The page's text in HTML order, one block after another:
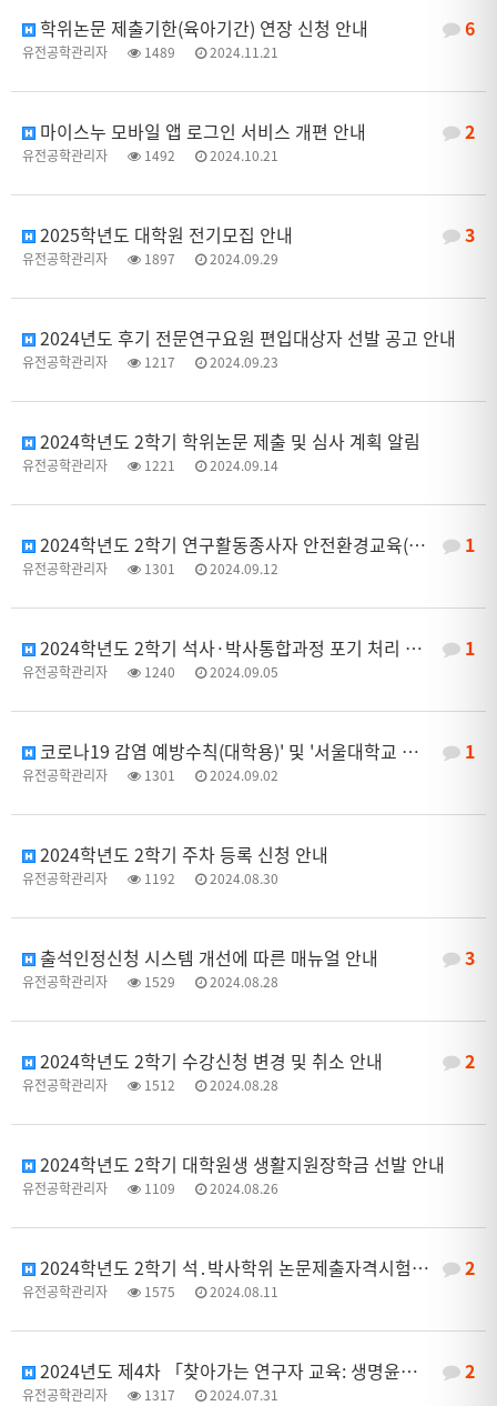
6
학위논문 제출기한(육아기간) 연장 신청 안내
유전공학관리자 1489 2024.11.21
2
마이스누 모바일 앱 로그인 서비스 개편 안내
유전공학관리자 1492 2024.10.21
3
2025학년도 대학원 전기모집 안내
유전공학관리자 1897 2024.09.29
2024년도 후기 전문연구요원 편입대상자 선발 공고 안내
유전공학관리자 1217 2024.09.23
2024학년도 2학기 학위논문 제출 및 심사 계획 알림
유전공학관리자 1221 2024.09.14
1
2024학년도 2학기 연구활동종사자 안전환경교육(정기교육) 안내
유전공학관리자 1301 2024.09.12
1
2024학년도 2학기 석사·박사통합과정 포기 처리 일정 안내
유전공학관리자 1240 2024.09.05
1
코로나19 감염 예방수칙(대학용)' 및 '서울대학교 코로나19 대응 매뉴얼' 안내
유전공학관리자 1301 2024.09.02
2024학년도 2학기 주차 등록 신청 안내
유전공학관리자 1192 2024.08.30
3
출석인정신청 시스템 개선에 따른 매뉴얼 안내
유전공학관리자 1529 2024.08.28
2
2024학년도 2학기 수강신청 변경 및 취소 안내
유전공학관리자 1512 2024.08.28
2024학년도 2학기 대학원생 생활지원장학금 선발 안내
유전공학관리자 1109 2024.08.26
2
2024학년도 2학기 석․박사학위 논문제출자격시험 계획 안내
유전공학관리자 1575 2024.08.11
2
2024년도 제4차 「찾아가는 연구자 교육: 생명윤리법 및 IRB 심의의뢰서 작성법」 교육 안내
유전공학관리자 1317 2024.07.31